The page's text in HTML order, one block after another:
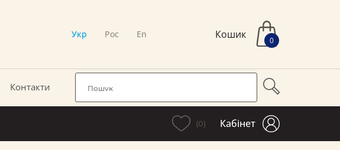
Укр Рос En Кошик 0
Контакти
(0) Кабінет